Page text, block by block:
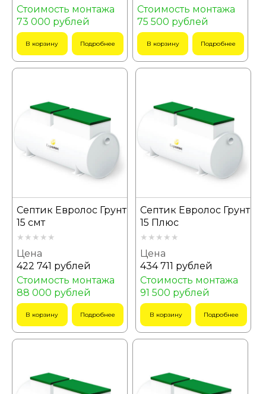
Стоимость монтажа
73 000 рублей
В корзину Подробнее
Стоимость монтажа
75 500 рублей
В корзину Подробнее
Септик Евролос Грунт
15 смт
Цена
422 741 рублей
Стоимость монтажа
88 000 рублей
В корзину Подробнее
Септик Евролос Грунт
15 Плюс
Цена
434 711 рублей
Стоимость монтажа
91 500 рублей
В корзину Подробнее